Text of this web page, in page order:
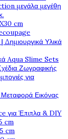
μεγάλα μεγέθη
cm
Υλικά
Aqua Slime Sets
Ζωγραφικής
για
Εικόνας
για Έπιπλα & DIY
cm
cm